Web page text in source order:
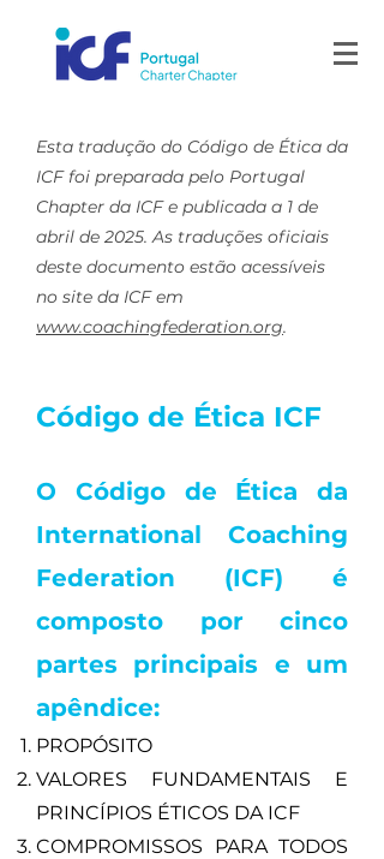
Esta tradução do Código de Ética da
ICF foi preparada pelo Portugal
Chapter da ICF e publicada a 1 de
abril de 2025.As traduções oficiais
deste documento estão acessíveis
no site da ICF em
www.coachingfederation.org. ​
Código de Ética ICF
O Código de Ética da
International Coaching
Federation (ICF) é
composto por cinco
partes principais e um
apêndice:
PROPÓSITO
VALORES FUNDAMENTAIS E
PRINCÍPIOS ÉTICOS DA ICF
COMPROMISSOS PARA TODOS